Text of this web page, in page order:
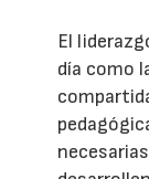
El
día como